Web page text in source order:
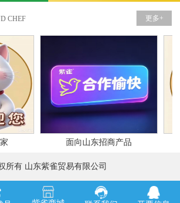
CHEF 更多+
面向山东招商产品
所有 山东紫雀贸易有限公司